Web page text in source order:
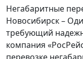
Негабаритные
Новосибирск –
требующий
компания